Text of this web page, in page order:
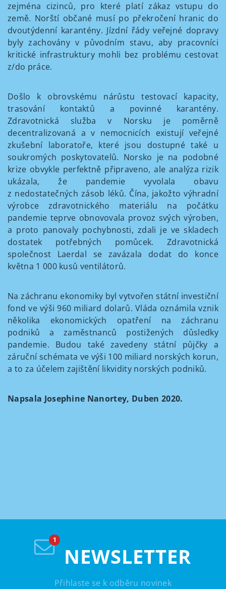
zejména cizinců, pro které platí zákaz vstupu do
země. Norští občané musí po překročení hranic do
dvoutýdenní karantény. Jízdní řády veřejné dopravy
byly zachovány v původním stavu, aby pracovníci
kritické infrastruktury mohli bez problému cestovat
z/do práce.
Došlo k obrovskému nárůstu testovací kapacity,
trasování kontaktů a povinné karantény.
Zdravotnická služba v Norsku je poměrně
decentralizovaná a v nemocnicích existují veřejné
zkušební laboratoře, které jsou dostupné také u
soukromých poskytovatelů. Norsko je na podobné
krize obvykle perfektně připraveno, ale analýza rizik
ukázala, že pandemie vyvolala obavu
z nedostatečných zásob léků. Čína, jakožto výhradní
výrobce zdravotnického materiálu na počátku
pandemie teprve obnovovala provoz svých výroben,
a proto panovaly pochybnosti, zdali je ve skladech
dostatek potřebných pomůcek. Zdravotnická
společnost Laerdal se zavázala dodat do konce
května 1 000 kusů ventilátorů.
Na záchranu ekonomiky byl vytvořen státní investiční
fond ve výši 960 miliard dolarů. Vláda oznámila vznik
několika ekonomických opatření na záchranu
podniků a zaměstnanců postižených důsledky
pandemie. Budou také zavedeny státní půjčky a
záruční schémata ve výši 100 miliard norských korun,
a to za účelem zajištění likvidity norských podniků.
Napsala Josephine Nanortey, Duben 2020.
NEWSLETTER
Přihlaste se k odběru novinek